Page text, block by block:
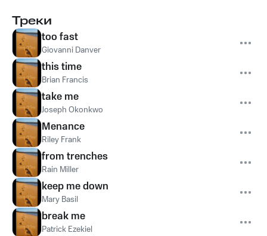
Треки
too fast
Giovanni Danver
this time
Brian Francis
take me
Joseph Okonkwo
Menance
Riley Frank
from trenches
Rain Miller
keep me down
Mary Basil
break me
Patrick Ezekiel